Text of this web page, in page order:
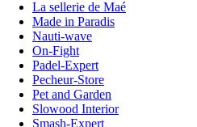
La sellerie de Maé
Made in Paradis
Nauti-wave
On-Fight
Padel-Expert
Pecheur-Store
Pet and Garden
Slowood Interior
Smash-Expert